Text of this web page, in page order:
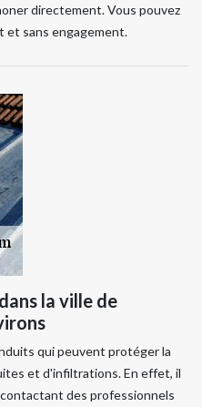
directement. Vous pouvez
et sans engagement.
la ville de
qui peuvent protéger la
et d'infiltrations. En effet, il
des professionnels